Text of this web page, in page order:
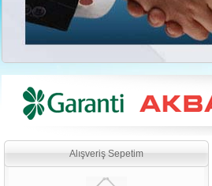
Alışveriş Sepetim